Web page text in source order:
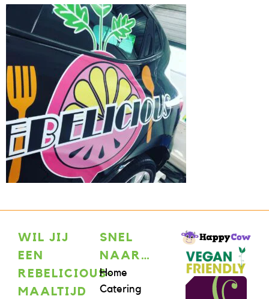
WIL JIJ
EEN
REBELICIOUS-
MAALTIJD
SNEL
NAAR…
Home
Catering